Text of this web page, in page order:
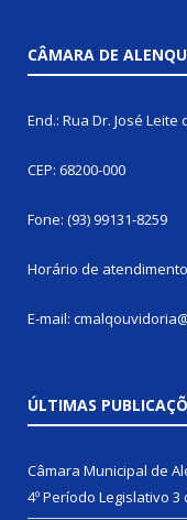
CÂMARA DE
End.: Rua Dr. José
CEP: 68200-000
Fone: (93) 99131-8259
Horário de
E-mail:
ÚLTIMAS
Câmara Municipal de
4º Período Legislativo 3